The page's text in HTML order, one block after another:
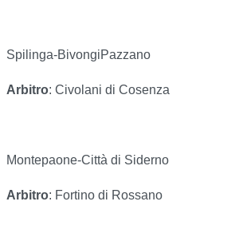
Spilinga-BivongiPazzano
Arbitro: Civolani di Cosenza
Montepaone-Città di Siderno
Arbitro: Fortino di Rossano